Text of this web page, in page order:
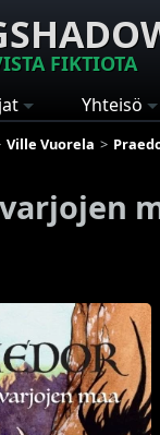
FIKTIOTA
Yhteisö
Ville Vuorela